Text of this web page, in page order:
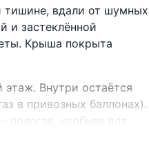
тишине, вдали от шумных
и застеклённой
Крыша покрыта
Внутри остаётся
в привозных баллонах).
удобная для